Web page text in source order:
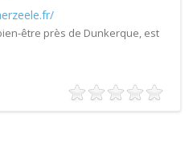
être près de Dunkerque, est